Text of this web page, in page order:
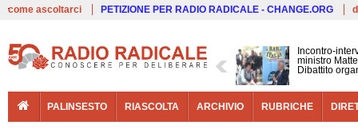
come ascoltarci PETIZIONE PER RADIO RADICALE - CHANGE.ORG
Incontro-
ministro
Dibattito
PALINSESTO RIASCOLTA ARCHIVIO RUBRICHE